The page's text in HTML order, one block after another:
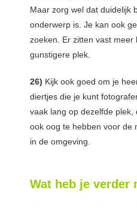
Maar zorg wel dat duidelijk
onderwerp is. Je kan ook
zoeken. Er zitten vast meer
gunstigere plek.
26) Kijk ook goed om je
diertjes die je kunt
vaak lang op dezelfde plek,
ook oog te hebben voor de
in de omgeving.
Wat heb je verder